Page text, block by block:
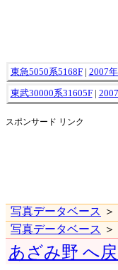
東急5050系5168F| 2007
東武30000系31605F|
スポンサード リンク
写真データベース ＞
写真データベース ＞
あざみ野 へ